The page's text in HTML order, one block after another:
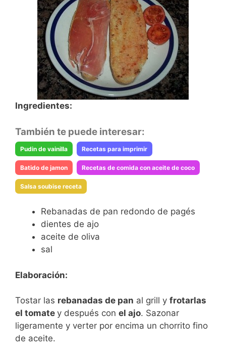
Ingredientes:
También te puede interesar:
Pudin de vainilla Recetas para imprimir
Batido de jamon Recetas de comida con aceite de coco
Salsa soubise receta
Rebanadas de pan redondo de pagés
dientes de ajo
aceite de oliva
sal
Elaboración:
Tostar las rebanadas de pan al grill y frotarlas
el tomate y después con el ajo. Sazonar
ligeramente y verter por encima un chorrito fino
de aceite.